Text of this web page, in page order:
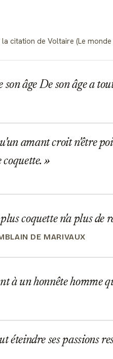
citation de Voltaire (Le
âge De son âge a
amant croit n'être
coquette n'a plus de
DE MARIVAUX
à un honnête homme
éteindre ses passions